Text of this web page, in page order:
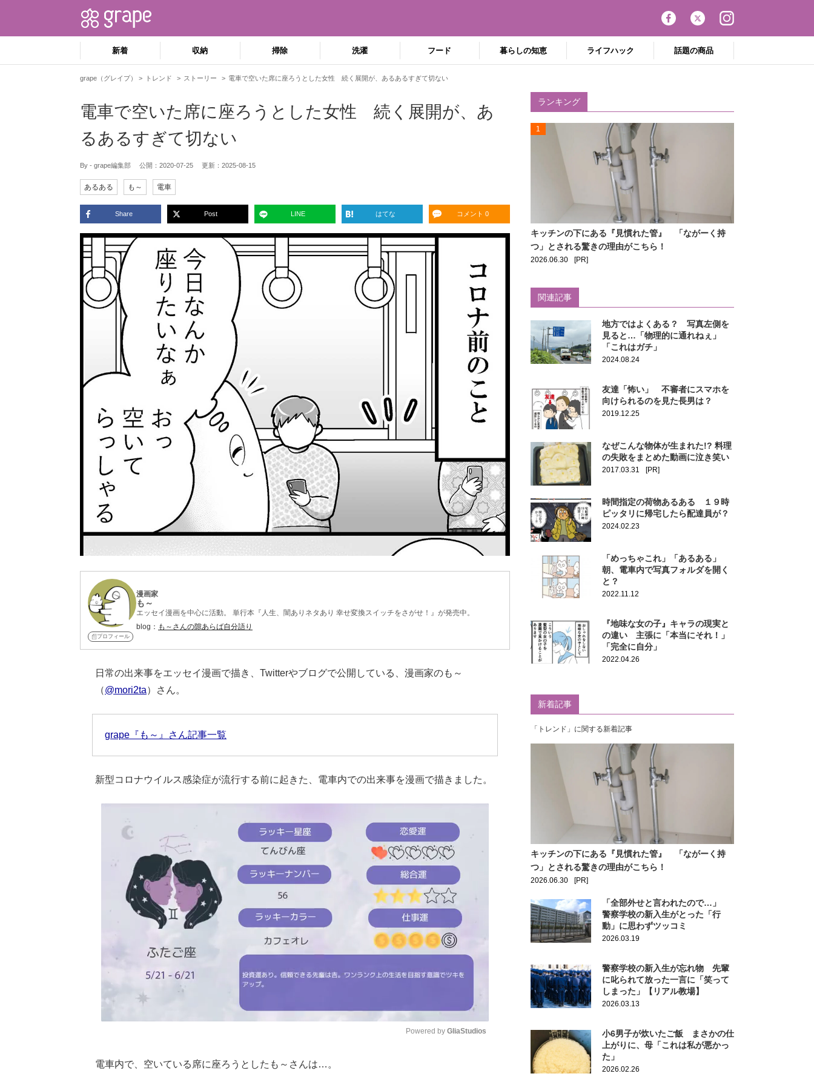
新着 収納 掃除 洗濯 フード 暮らしの知恵 ライフハック 話題の商品
grape（グレイプ） トレンド ストーリー 電車で空いた席に座ろうとした女性 続く展開が、あるあるすぎて切ない
電車で空いた席に座ろうとした女性 続く展開が、あ
るあるすぎて切ない
By - grape編集部 公開： 2020-07-25 更新： 2025-08-15
あるある も～ 電車
Share Post LINE はてな コメント 0
プロフィール
漫画家
も～
エッセイ漫画を中心に活動。 単行本『人生、闇ありネタあり 幸せ変換スイッチをさがせ！』が発売中。
blog： も～さんの隙あらば自分語り
日常の出来事をエッセイ漫画で描き、Twitterやブログで公開している、漫画家のも～
（@mori2ta）さん。
grape『も～』さん記事一覧
新型コロナウイルス感染症が流行する前に起きた、電車内での出来事を漫画で描きました。
Powered by GliaStudios
電車内で、空いている席に座ろうとしたも～さんは…。
ランキング
1
キッチンの下にある『見慣れた管』 「ながーく持
つ」とされる驚きの理由がこちら！
2026.06.30 [PR]
関連記事
地方ではよくある？ 写真左側を
見ると…「物理的に通れねぇ」
「これはガチ」
2024.08.24
友達「怖い」 不審者にスマホを
向けられるのを見た長男は？
2019.12.25
なぜこんな物体が生まれた!? 料理
の失敗をまとめた動画に泣き笑い
2017.03.31 [PR]
時間指定の荷物あるある １９時
ピッタリに帰宅したら配達員が？
2024.02.23
「めっちゃこれ」「あるある」
朝、電車内で写真フォルダを開く
と？
2022.11.12
『地味な女の子』キャラの現実と
の違い 主張に「本当にそれ！」
「完全に自分」
2022.04.26
新着記事
「トレンド」に関する新着記事
キッチンの下にある『見慣れた管』 「ながーく持
つ」とされる驚きの理由がこちら！
2026.06.30 [PR]
「全部外せと言われたので…」
警察学校の新入生がとった「行
動」に思わずツッコミ
2026.03.19
警察学校の新入生が忘れ物 先輩
に叱られて放った一言に「笑って
しまった」【リアル教場】
2026.03.13
小6男子が炊いたご飯 まさかの仕
上がりに、母「これは私が悪かっ
た」
2026.02.26